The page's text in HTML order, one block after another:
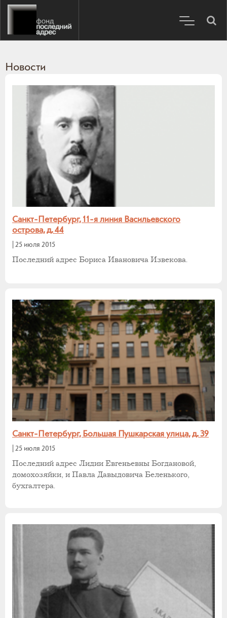
Новости
Санкт-Петербург, 11-я линия Васильевского
острова, д. 44
25 июля 2015
Последний адрес Бориса Ивановича Извекова.
Санкт-Петербург, Большая Пушкарская улица, д. 39
25 июля 2015
Последний адрес Лидии Евгеньевны Богдановой,
домохозяйки, и Павла Давыдовича Беленького,
бухгалтера.